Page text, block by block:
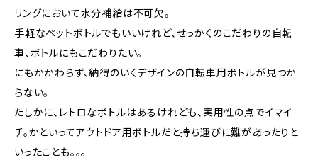
リングにおいて水分補給は不可欠。
手軽なペットボトルでもいいけれど、せっかくのこだわりの自転
車、ボトルにもこだわりたい。
にもかかわらず、納得のいくデザインの自転車用ボトルが見つか
らない。
たしかに、レトロなボトルはあるけれども、実用性の点でイマイ
チ。かといってアウトドア用ボトルだと持ち運びに難があったりと
いったことも。。。